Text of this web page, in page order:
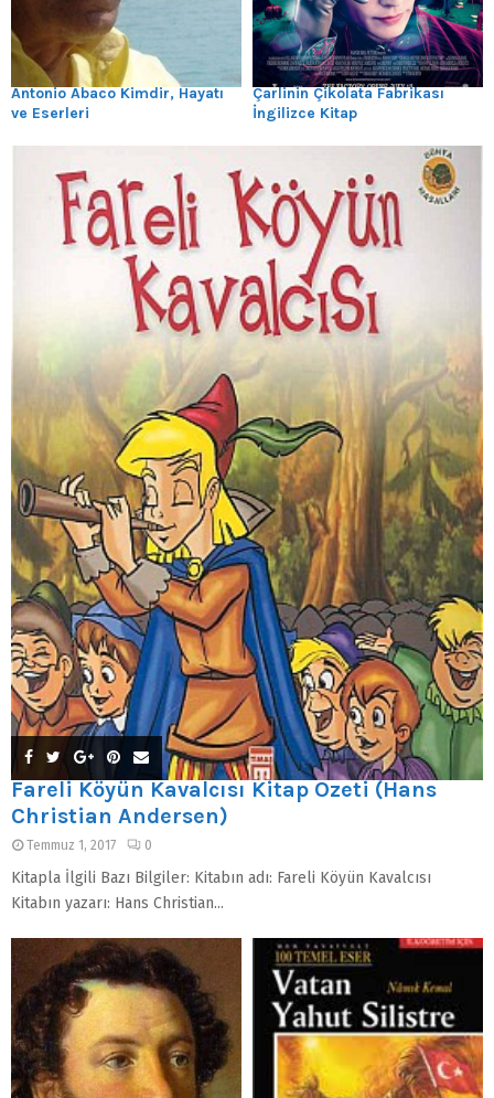
Antonio Abaco Kimdir, Hayatı
ve Eserleri
Çarlinin Çikolata Fabrikası
İngilizce Kitap
Fareli Köyün Kavalcısı Kitap Özeti (Hans
Christian Andersen)
Temmuz 1, 2017 0
Kitapla İlgili Bazı Bilgiler: Kitabın adı: Fareli Köyün Kavalcısı
Kitabın yazarı: Hans Christian...